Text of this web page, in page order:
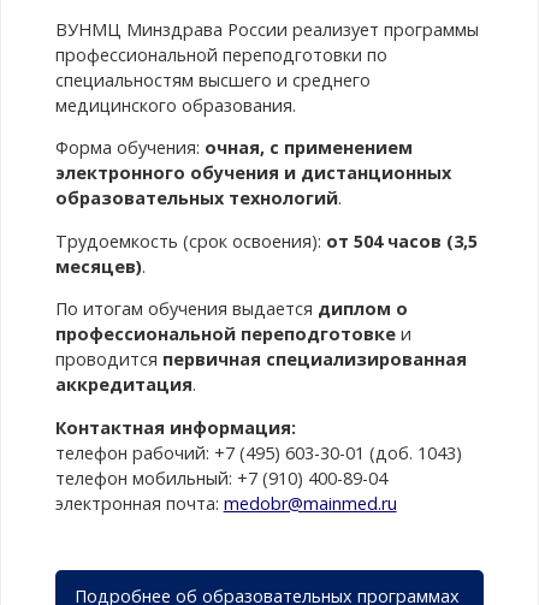
ВУНМЦ Минздрава России реализует программы
профессиональной переподготовки по
специальностям высшего и среднего
медицинского образования.
Форма обучения: очная, с применением
электронного обучения и дистанционных
образовательных технологий.
Трудоемкость (срок освоения): от 504 часов (3,5
месяцев).
По итогам обучения выдается диплом о
профессиональной переподготовкеи
проводится первичная специализированная
аккредитация.
Контактная информация:
телефон рабочий: +7 (495) 603-30-01 (доб. 1043)
телефон мобильный: +7 (910) 400-89-04
электронная почта: medobr@mainmed.ru
Подробнее об образовательных программах